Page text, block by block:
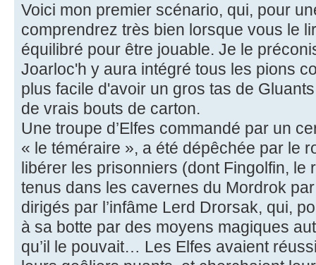
Voici mon premier scénario, qui, pour
comprendrez très bien lorsque vous le
équilibré pour être jouable. Je le
Joarloc'h y aura intégré tous les pions
plus facile d'avoir un gros tas de
de vrais bouts de carton.
Une troupe d’Elfes commandé par un
« le téméraire », a été dépêchée par le
libérer les prisonniers (dont Fingolfin, le
tenus dans les cavernes du Mordrok
dirigés par l’infâme Lerd Drorsak, qui,
à sa botte par des moyens magiques
qu’il le pouvait… Les Elfes avaient